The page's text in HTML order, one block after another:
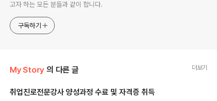
고자 하는 모든 분들과 같이 합니다.
구독하기
My Story 의 다른 글 더보기
취업진로전문강사 양성과정 수료 및 자격증 취득